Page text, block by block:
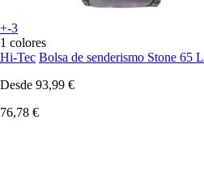
+-3
1 colores
Hi-Tec Bolsa de senderismo Stone 65 L
Desde 93,99 €
76,78 €